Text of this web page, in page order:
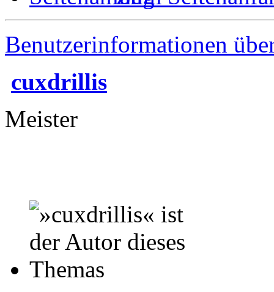
Benutzerinformationen
cuxdrillis
Meister